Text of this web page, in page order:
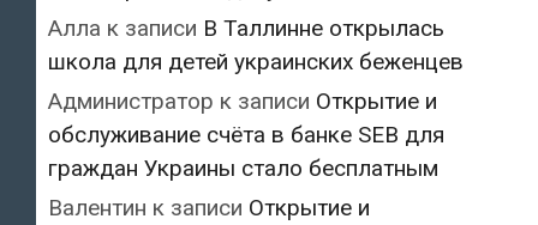
Алла к записи В Таллинне открылась
школа для детей украинских беженцев
Администратор к записи Открытие и
обслуживание счёта в банке SEB для
граждан Украины стало бесплатным
Валентин к записи Открытие и